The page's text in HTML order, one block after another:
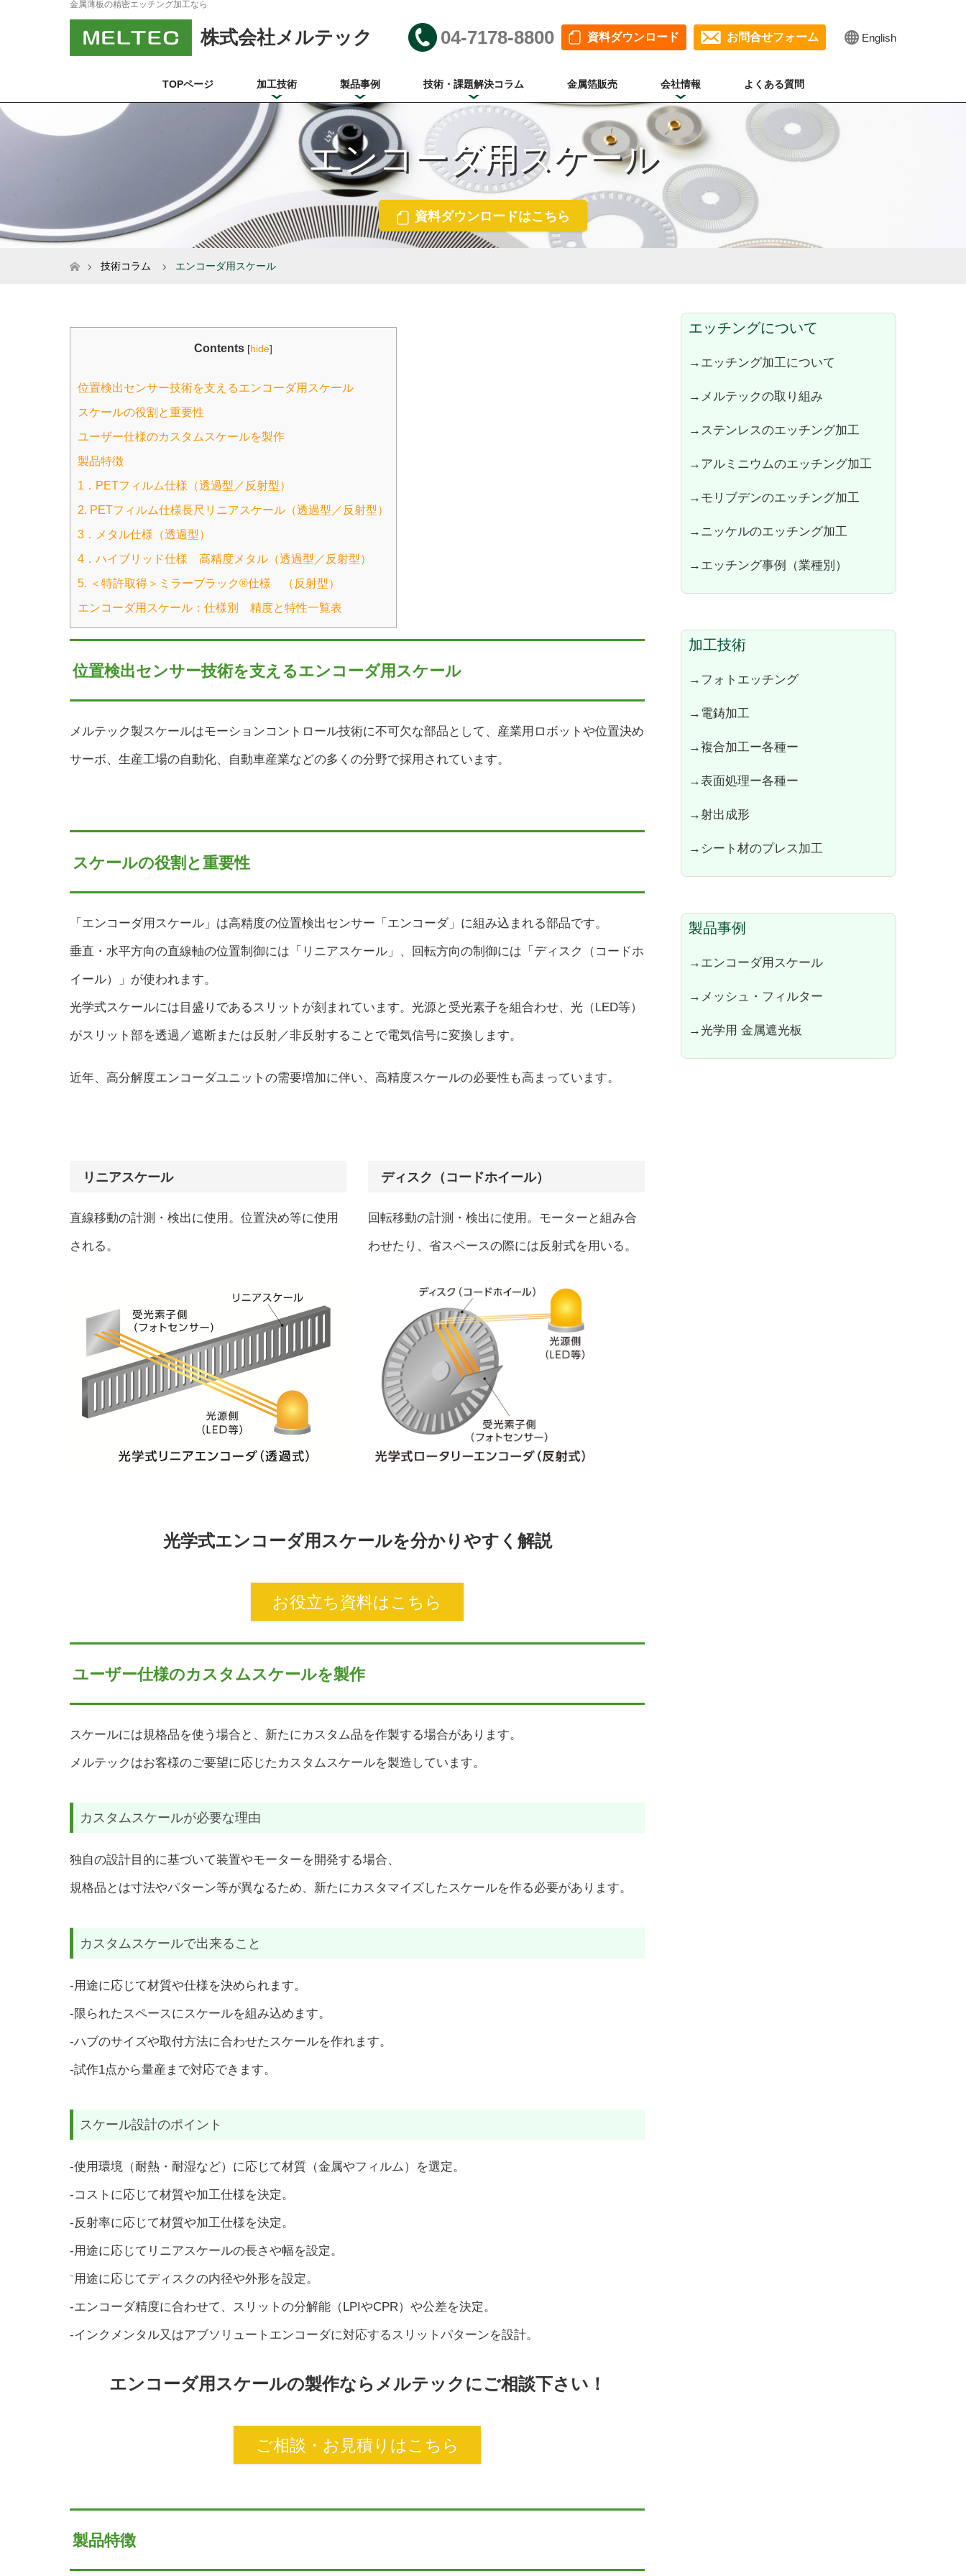
金属薄板の精密エッチング加工なら
株式会社メルテック 04-7178-8800 資料ダウンロード お問合せフォーム English
TOPページ 加工技術 製品事例 技術・課題解決コラム 金属箔販売 会社情報 よくある質問
エンコーダ用スケール
資料ダウンロードはこちら
ホーム
技術コラム エンコーダ用スケール
Contents [hide]
位置検出センサー技術を支えるエンコーダ用スケール
スケールの役割と重要性
ユーザー仕様のカスタムスケールを製作
製品特徴
1．PETフィルム仕様（透過型／反射型）
2. PETフィルム仕様長尺リニアスケール（透過型／反射型）
3．メタル仕様（透過型）
4．ハイブリッド仕様 高精度メタル（透過型／反射型）
5. ＜特許取得＞ミラーブラック®仕様 （反射型）
エンコーダ用スケール：仕様別 精度と特性一覧表
位置検出センサー技術を支えるエンコーダ用スケール
メルテック製スケールはモーションコントロール技術に不可欠な部品として、産業用ロボットや位置決め
サーボ、生産工場の自動化、自動車産業などの多くの分野で採用されています。
スケールの役割と重要性
「エンコーダ用スケール」は高精度の位置検出センサー「エンコーダ」に組み込まれる部品です。
垂直・水平方向の直線軸の位置制御には「リニアスケール」、回転方向の制御には「ディスク（コードホ
イール）」が使われます。
光学式スケールには目盛りであるスリットが刻まれています。光源と受光素子を組合わせ、光（LED等）
がスリット部を透過／遮断または反射／非反射することで電気信号に変換します。
近年、高分解度エンコーダユニットの需要増加に伴い、高精度スケールの必要性も高まっています。
リニアスケール
直線移動の計測・検出に使用。位置決め等に使用
される。
ディスク（コードホイール）
回転移動の計測・検出に使用。モーターと組み合
わせたり、省スペースの際には反射式を用いる。
光学式エンコーダ用スケールを分かりやすく解説
お役立ち資料はこちら
ユーザー仕様のカスタムスケールを製作
スケールには規格品を使う場合と、新たにカスタム品を作製する場合があります。
メルテックはお客様のご要望に応じたカスタムスケールを製造しています。
カスタムスケールが必要な理由
独自の設計目的に基づいて装置やモーターを開発する場合、
規格品とは寸法やパターン等が異なるため、新たにカスタマイズしたスケールを作る必要があります。
カスタムスケールで出来ること
-用途に応じて材質や仕様を決められます。
-限られたスペースにスケールを組み込めます。
-ハブのサイズや取付方法に合わせたスケールを作れます。
-試作1点から量産まで対応できます。
スケール設計のポイント
-使用環境（耐熱・耐湿など）に応じて材質（金属やフィルム）を選定。
-コストに応じて材質や加工仕様を決定。
-反射率に応じて材質や加工仕様を決定。
-用途に応じてリニアスケールの長さや幅を設定。
⁻用途に応じてディスクの内径や外形を設定。
-エンコーダ精度に合わせて、スリットの分解能（LPIやCPR）や公差を決定。
-インクメンタル又はアブソリュートエンコーダに対応するスリットパターンを設計。
エンコーダ用スケールの製作ならメルテックにご相談下さい！
ご相談・お見積りはこちら
製品特徴
エッチングについて
→エッチング加工について
→メルテックの取り組み
→ステンレスのエッチング加工
→アルミニウムのエッチング加工
→モリブデンのエッチング加工
→ニッケルのエッチング加工
→エッチング事例（業種別）
加工技術
→フォトエッチング
→電鋳加工
→複合加工ー各種ー
→表面処理ー各種ー
→射出成形
→シート材のプレス加工
製品事例
→エンコーダ用スケール
→メッシュ・フィルター
→光学用 金属遮光板